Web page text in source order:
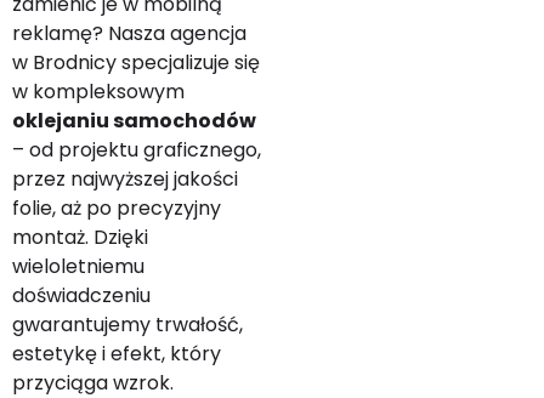
reklamę? Nasza agencja
w Brodnicy specjalizuje się
w kompleksowym
oklejaniu samochodów
– od projektu graficznego,
przez najwyższej jakości
folie, aż po precyzyjny
montaż. Dzięki
wieloletniemu
doświadczeniu
gwarantujemy trwałość,
estetykę i efekt, który
przyciąga wzrok.